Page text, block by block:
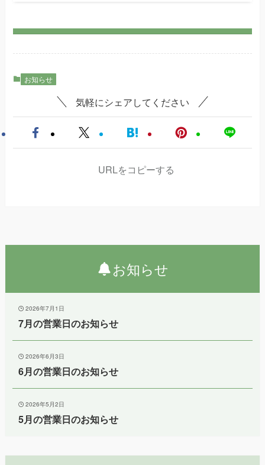
お知らせ
気軽にシェアしてください
URLをコピーする
お知らせ
2026年7月1日
7月の営業日のお知らせ
2026年6月3日
6月の営業日のお知らせ
2026年5月2日
5月の営業日のお知らせ